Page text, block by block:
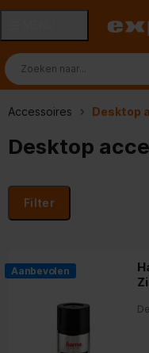
Accessoires Desktop
Desktop
Filter
Aanbevolen